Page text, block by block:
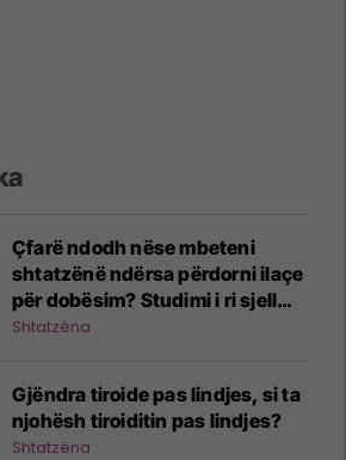
Çfarë ndodh nëse mbeteni
shtatzënë ndërsa përdorni ilaçe
për dobësim? Studimi i ri sjell
përgjigje
Shtatzëna
Gjëndra tiroide pas lindjes, si ta
njohësh tiroiditin pas lindjes?
Shtatzëna